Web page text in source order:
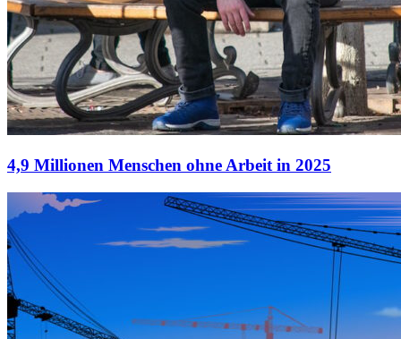
4,9 Millionen Menschen ohne Arbeit in 2025